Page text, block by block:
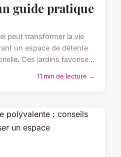
guide pratique
peut transformer la vie
un espace de détente
Ces jardins favorise...
11 min de lecture →